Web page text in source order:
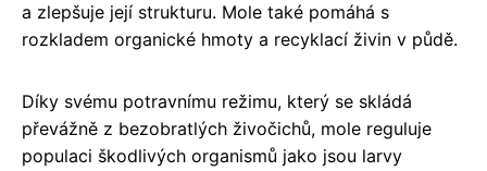
a zlepšuje její strukturu. Mole také pomáhá s
rozkladem organické hmoty a recyklací živin v půdě.
Díky svému potravnímu režimu, který se skládá
převážně z bezobratlých živočichů, mole reguluje
populaci škodlivých organismů jako jsou larvy